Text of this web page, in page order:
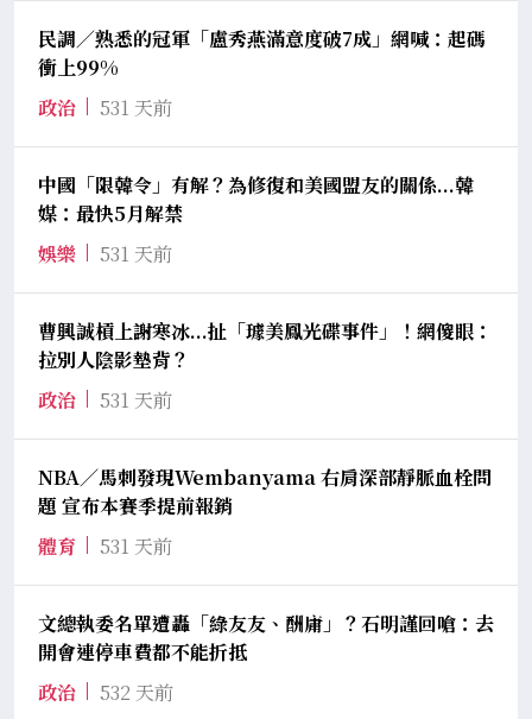
民調／熟悉的冠軍「盧秀燕滿意度破7成」網喊：起碼
衝上99%
政治
531 天前
中國「限韓令」有解？為修復和美國盟友的關係...韓
媒：最快5月解禁
娛樂
531 天前
曹興誠槓上謝寒冰...扯「璩美鳳光碟事件」！網傻眼：
拉別人陰影墊背？
政治
531 天前
NBA／馬刺發現Wembanyama 右肩深部靜脈血栓問
題 宣布本賽季提前報銷
體育
531 天前
文總執委名單遭轟「綠友友、酬庸」？石明謹回嗆：去
開會連停車費都不能折抵
政治
532 天前